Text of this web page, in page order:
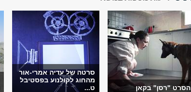
הסרט "רסן" בקאן
סרטה של עדיה אמרי-אור
מהחוג לקולנוע בפסטיבל
ט...